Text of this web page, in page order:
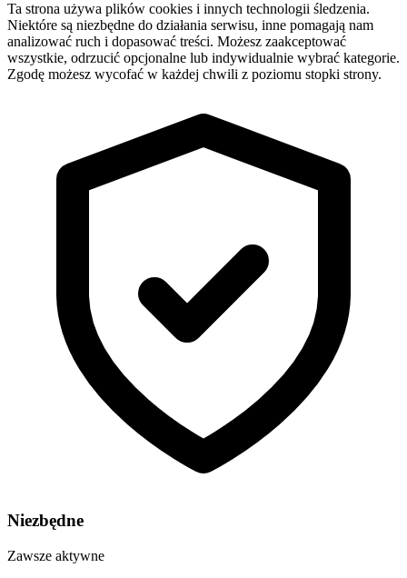
Ta strona używa plików cookies i innych technologii śledzenia.
Niektóre są niezbędne do działania serwisu, inne pomagają nam
analizować ruch i dopasować treści. Możesz zaakceptować
wszystkie, odrzucić opcjonalne lub indywidualnie wybrać kategorie.
Zgodę możesz wycofać w każdej chwili z poziomu stopki strony.
Niezbędne
Zawsze aktywne